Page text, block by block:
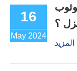
16
May 2024
؟